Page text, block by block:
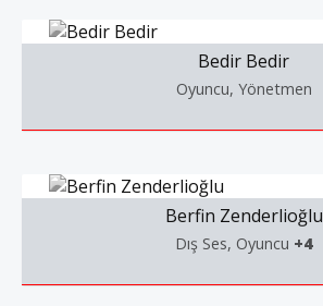
Bedir Bedir
Oyuncu, Yönetmen
Berfin Zenderlioğlu
Dış Ses, Oyuncu +4